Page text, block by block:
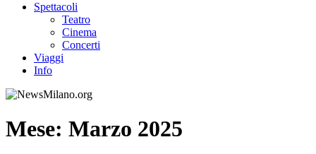
Spettacoli
Teatro
Cinema
Concerti
Viaggi
Info
Mese: Marzo 2025